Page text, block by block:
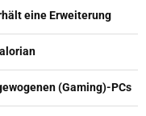
eine Erweiterung
(Gaming)-PCs